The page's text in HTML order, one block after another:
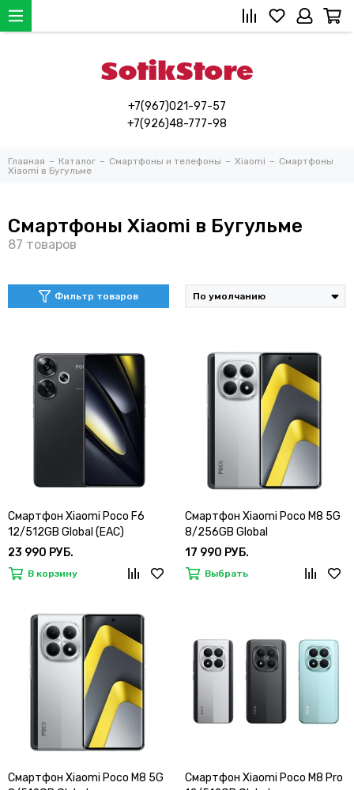
+7(967)021-97-57
+7(926)48-777-98
Главная Каталог Смартфоны и телефоны Xiaomi
Смартфоны
Xiaomi в Бугульме
Смартфоны Xiaomi в Бугульме
Фильтр товаров
Смартфон Xiaomi Poco F6
12/512GB Global (EAC)
23 990 РУБ.
В корзину
Смартфон Xiaomi Poco M8 5G
8/256GB Global
17 990 РУБ.
Выбрать
Смартфон Xiaomi Poco M8 5G
Смартфон Xiaomi Poco M8 Pro